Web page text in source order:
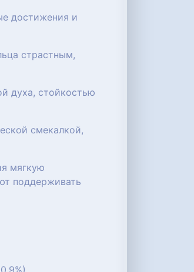
достижения и
страстным,
духа, стойкостью
смекалкой,
мягкую
поддерживать